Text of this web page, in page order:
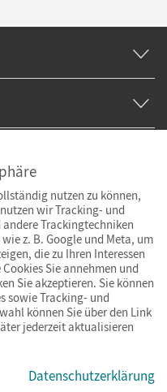
Cookies & Co.
nutzen zu können,
wir Tracking- und
Trackingtechniken
z. B. Google und Meta, um
die zu Ihren Interessen
Sie annehmen und
Sie akzeptieren. Sie können
sowie Tracking- und
können Sie über den Link
jederzeit aktualisieren
Datenschutzerklärung